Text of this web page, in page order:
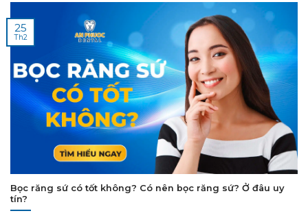
Bọc răng sứ có tốt không? Có nên bọc răng sứ? Ở đâu uy
tín?
25
Th2